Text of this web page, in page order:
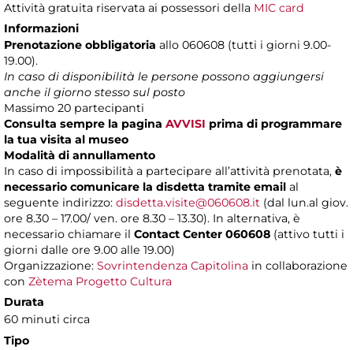
Attività gratuita riservata ai possessori della MIC card
Informazioni
Prenotazione obbligatoria allo 060608 (tutti i giorni 9.00-
19.00).
In caso di disponibilità le persone possono aggiungersi
anche il giorno stesso sul posto
Massimo 20 partecipanti
Consulta sempre la pagina AVVISI prima di programmare
la tua visita al museo
Modalità di annullamento
In caso di impossibilità a partecipare all’attività prenotata, è
necessario comunicare la disdetta tramite email al
seguente indirizzo: disdetta.visite@060608.it (dal lun.al giov.
ore 8.30 – 17.00/ ven. ore 8.30 – 13.30). In alternativa, è
necessario chiamare il Contact Center 060608 (attivo tutti i
giorni dalle ore 9.00 alle 19.00)
Organizzazione: Sovrintendenza Capitolina in collaborazione
con Zètema Progetto Cultura
Durata
60 minuti circa
Tipo